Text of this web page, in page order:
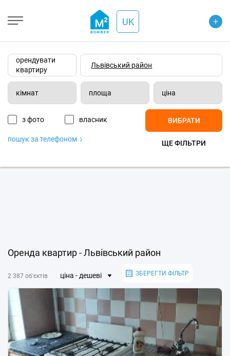
UK +
орендувати
квартиру
кімнат площа ціна
з фото власник
пошук за телефоном ЩЕ ФІЛЬТРИ
ВИБРАТИ
Оренда квартир - Львівський район
2 387 об'єктів ціна - дешеві ЗБЕРЕГТИ ФІЛЬТР
Open Street
Wiki-карта
Супутник
Транспорт
+
−